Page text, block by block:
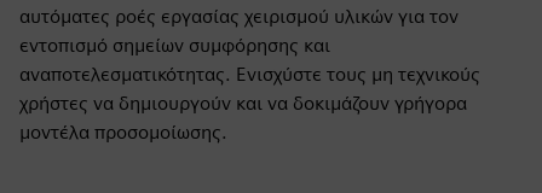
αυτόματες ροές εργασίας χειρισμού υλικών για τον
εντοπισμό σημείων συμφόρησης και
αναποτελεσματικότητας. Ενισχύστε τους μη τεχνικούς
χρήστες να δημιουργούν και να δοκιμάζουν γρήγορα
μοντέλα προσομοίωσης.